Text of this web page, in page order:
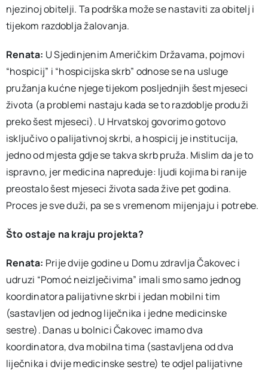
njezinoj obitelji. Ta podrška može se nastaviti za obitelj i
tijekom razdoblja žalovanja.
Renata: U Sjedinjenim Američkim Državama, pojmovi
“hospicij” i “hospicijska skrb” odnose se na usluge
pružanja kućne njege tijekom posljednjih šest mjeseci
života (a problemi nastaju kada se to razdoblje produži
preko šest mjeseci). U Hrvatskoj govorimo gotovo
isključivo o palijativnoj skrbi, a hospicij je institucija,
jedno od mjesta gdje se takva skrb pruža. Mislim da je to
ispravno, jer medicina napreduje: ljudi kojima bi ranije
preostalo šest mjeseci života sada žive pet godina.
Proces je sve duži, pa se s vremenom mijenjaju i potrebe.
Što ostaje na kraju projekta?
Renata: Prije dvije godine u Domu zdravlja Čakovec i
udruzi “Pomoć neizlječivima” imali smo samo jednog
koordinatora palijativne skrbi i jedan mobilni tim
(sastavljen od jednog liječnika i jedne medicinske
sestre). Danas u bolnici Čakovec imamo dva
koordinatora, dva mobilna tima (sastavljena od dva
liječnika i dvije medicinske sestre) te odjel palijativne